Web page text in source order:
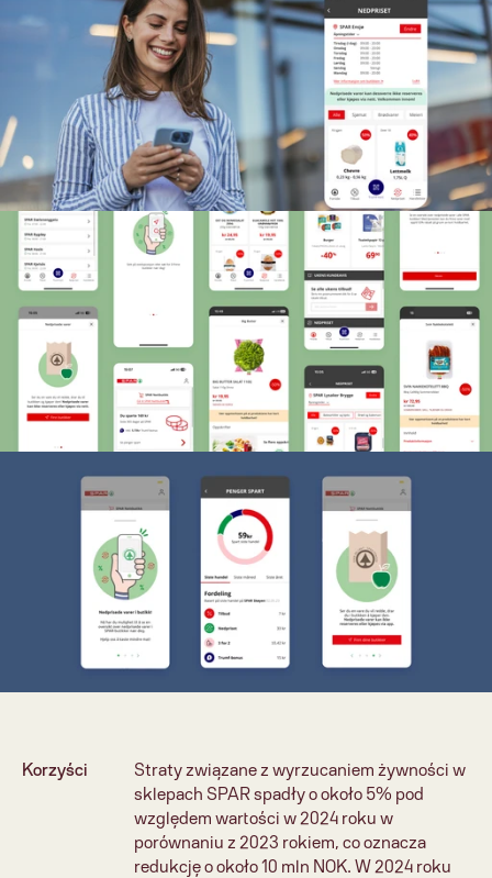
Korzyści
Straty związane z wyrzucaniem żywności w
sklepach SPAR spadły o około 5% pod
względem wartości w 2024 roku w
porównaniu z 2023 rokiem, co oznacza
redukcję o około 10 mln NOK. W 2024 roku